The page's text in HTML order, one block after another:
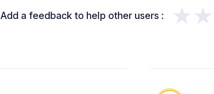
Add a feedback to help other users :